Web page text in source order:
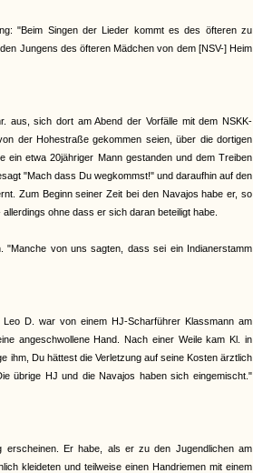
"Beim Singen der Lieder kommt es des öfteren zu
Jungens des öfteren Mädchen von dem [NSV-] Heim
aus, sich dort am Abend der Vorfälle mit dem NSKK-
der Hohestraße gekommen seien, über die dortigen
ein etwa 20jähriger Mann gestanden und dem Treiben
"Mach dass Du wegkommst!" und daraufhin auf den
Zum Beginn seiner Zeit bei den Navajos habe er, so
ohne dass er sich daran beteiligt habe.
von uns sagten, dass sei ein Indianerstamm
D. war von einem HJ-Scharführer Klassmann am
angeschwollene Hand. Nach einer Weile kam Kl. in
ihm, Du hättest die Verletzung auf seine Kosten ärztlich
übrige HJ und die Navajos haben sich eingemischt."
erscheinen. Er habe, als er zu den Jugendlichen am
kleideten und teilweise einen Handriemen mit einem